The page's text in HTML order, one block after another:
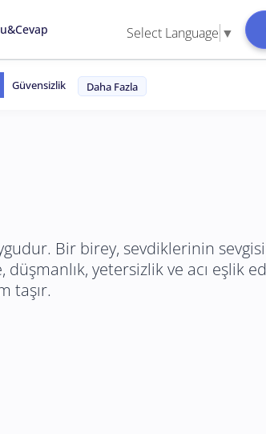
Select Language ▼
Güvensizlik Daha Fazla
Bir birey, sevdiklerinin
düşmanlık, yetersizlik ve acı eşlik
taşır.